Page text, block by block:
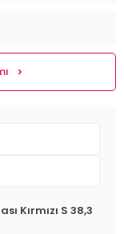
Kırmızı S 38,3